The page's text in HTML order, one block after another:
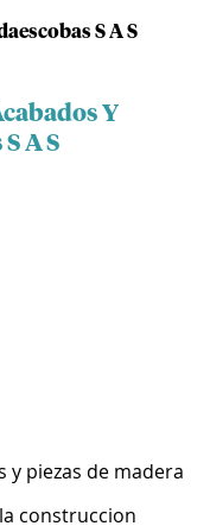
S A S
Y
A S
y piezas de madera
construccion